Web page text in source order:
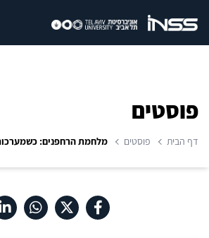
פוסטים
דף הבית פוסטים מלחמת הרחפנים: כשמערכות הלוגיסטיקה